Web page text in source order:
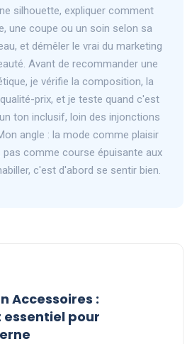
silhouette, expliquer comment
une coupe ou un soin selon sa
et démêler le vrai du marketing
Avant de recommander une
je vérifie la composition, la
prix, et je teste quand c'est
ton inclusif, loin des injonctions
angle : la mode comme plaisir
pas comme course épuisante aux
c'est d'abord se sentir bien.
Accessoires :
essentiel pour